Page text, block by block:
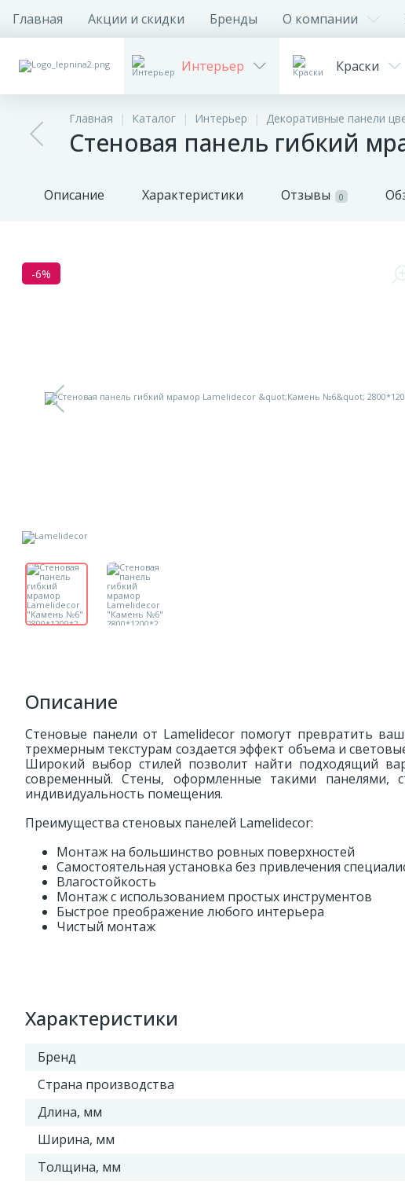
Главная Акции и скидки Бренды О компании
Интерьер Краски
Главная Каталог Интерьер Декоративные панели
Стеновая панель гибкий
Описание Характеристики Отзывы 0
-6%
Описание
Стеновые панели от Lamelidecor помогут превратить
трехмерным текстурам создается эффект объема и
Широкий выбор стилей позволит найти подходящий
современный. Стены, оформленные такими панелями,
индивидуальность помещения.
Преимущества стеновых панелей Lamelidecor:
Монтаж на большинство ровных поверхностей
Самостоятельная установка без привлечения
Влагостойкость
Монтаж с использованием простых инструментов
Быстрое преображение любого интерьера
Чистый монтаж
Характеристики
Бренд
Страна производства
Длина, мм
Ширина, мм
Толщина, мм